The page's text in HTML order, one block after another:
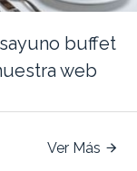
buffet
web
Ver Más